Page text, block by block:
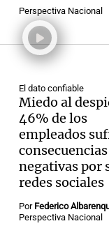
Perspectiva Nacional
El dato confiable
Miedo al
46% de los
empleados
consecuencias
negativas por
redes sociales
Por Federico
Perspectiva Nacional